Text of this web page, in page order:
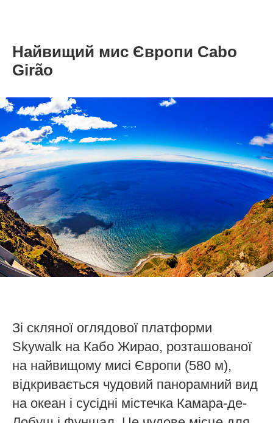
Найвищий мис Європи Cabo
Girão
Зі скляної оглядової платформи
Skywalk на Кабо Жирао, розташованої
на найвищому мисі Європи (580 м),
відкривається чудовий панорамний вид
на океан і сусідні містечка Камара-де-